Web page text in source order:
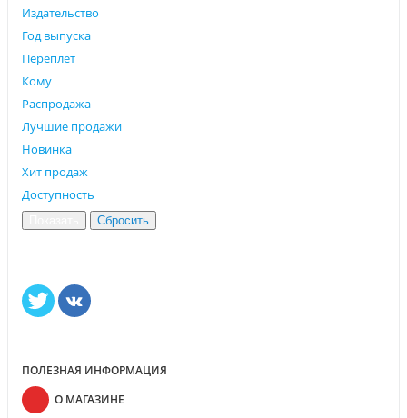
Издательство
Год выпуска
Переплет
Кому
Распродажа
Лучшие продажи
Новинка
Хит продаж
Доступность
ПОЛЕЗНАЯ ИНФОРМАЦИЯ
О МАГАЗИНЕ